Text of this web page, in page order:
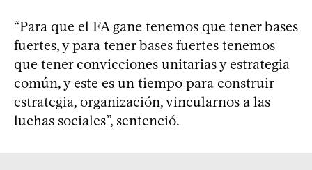
“Para que el FA gane tenemos que tener bases
fuertes, y para tener bases fuertes tenemos
que tener convicciones unitarias y estrategia
común, y este es un tiempo para construir
estrategia, organización, vincularnos a las
luchas sociales”, sentenció.